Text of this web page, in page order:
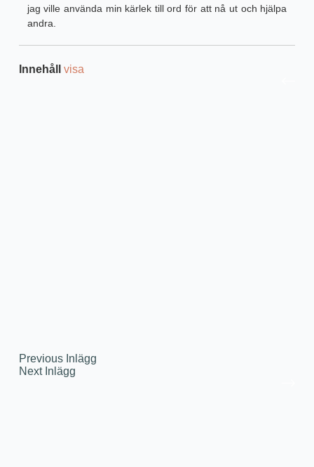
jag ville använda min kärlek till ord för att nå ut och hjälpa
andra.
Innehåll visa
Previous Inlägg
Next Inlägg